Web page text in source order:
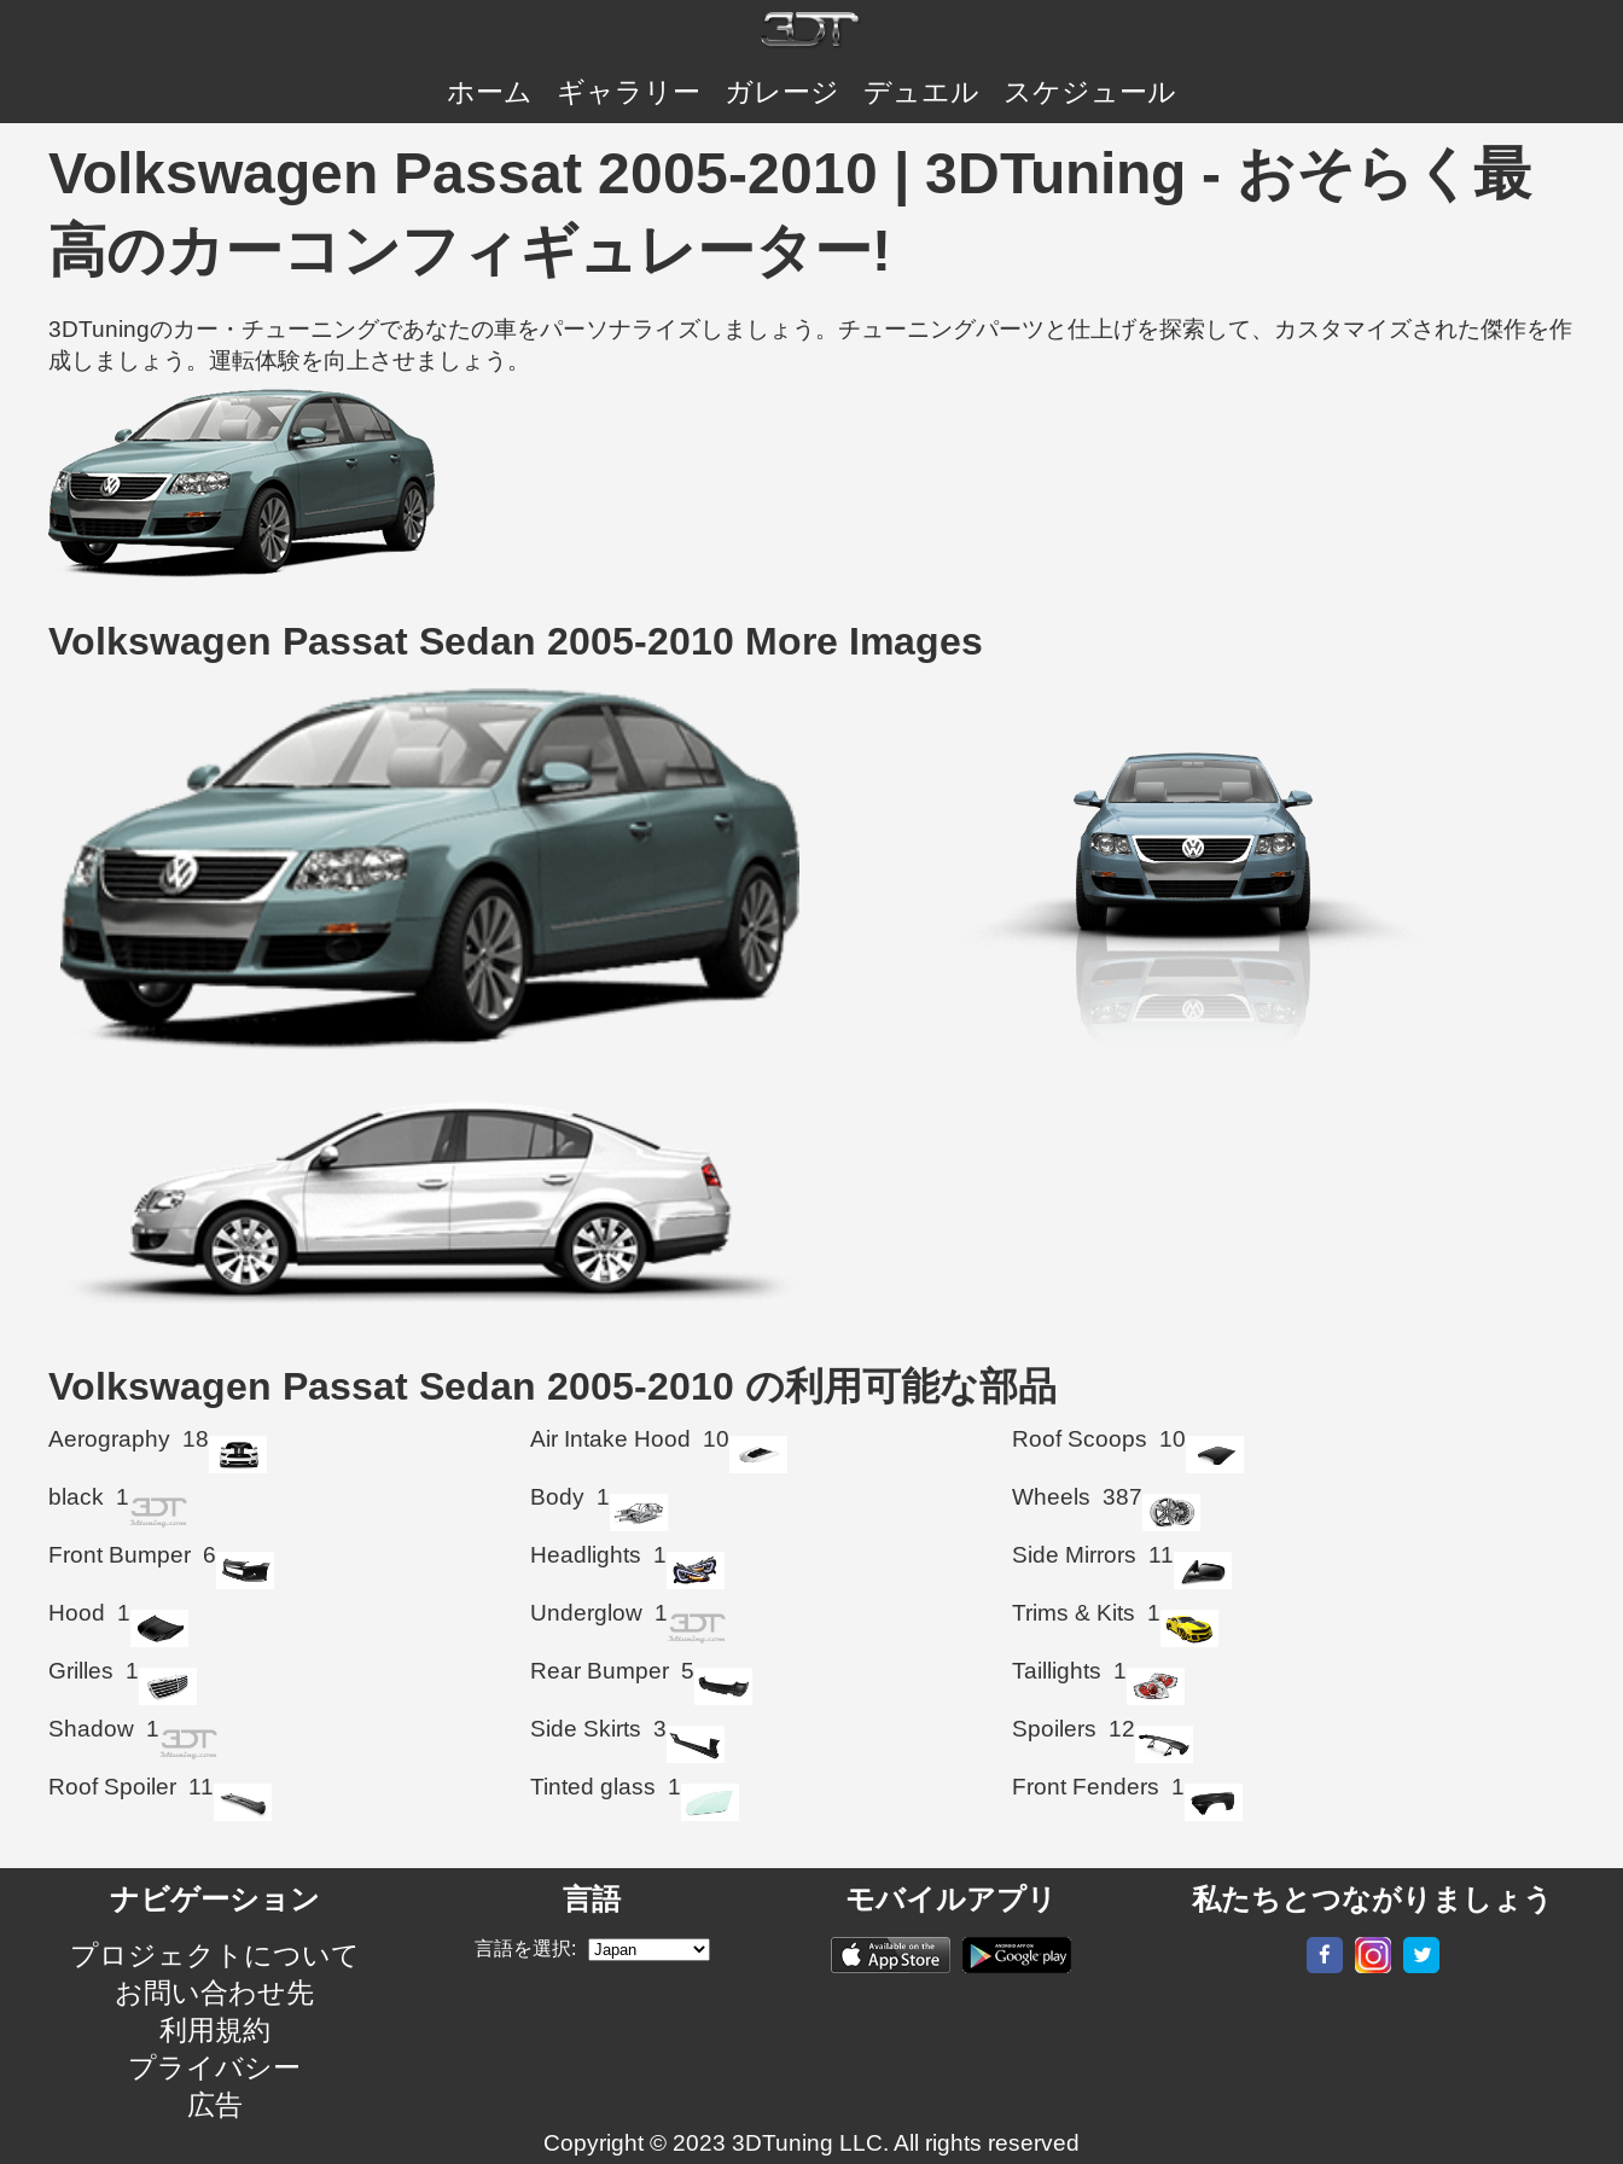
ホーム ギャラリー ガレージ デュエル スケジュール
Volkswagen Passat 2005-2010 | 3DTuning - おそらく最
高のカーコンフィギュレーター!
3DTuningのカー・チューニングであなたの車をパーソナライズしましょう。チューニングパーツと仕上げを探索して、カスタマイズされた傑作を作
成しましょう。運転体験を向上させましょう。
Volkswagen Passat Sedan 2005-2010 More Images
Volkswagen Passat Sedan 2005-2010 の利用可能な部品
Aerography 18 Air Intake Hood 10 Roof Scoops 10
black 1 Body 1 Wheels 387
Front Bumper 6 Headlights 1 Side Mirrors 11
Hood 1 Underglow 1 Trims & Kits 1
Grilles 1 Rear Bumper 5 Taillights 1
Shadow 1 Side Skirts 3 Spoilers 12
Roof Spoiler 11 Tinted glass 1 Front Fenders 1
ナビゲーション
プロジェクトについて
お問い合わせ先
利用規約
プライバシー
広告
言語
言語を選択:
モバイルアプリ 私たちとつながりましょう
Copyright © 2023 3DTuning LLC. All rights reserved